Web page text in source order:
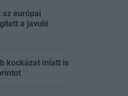
európai
a javuló
kockázat miatt is